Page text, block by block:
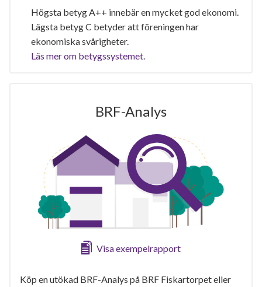
Högsta betyg A++ innebär en mycket god ekonomi.
Lägsta betyg C betyder att föreningen har
ekonomiska svårigheter.
Läs mer om betygssystemet.
BRF-Analys
Visa exempelrapport
Köp en utökad BRF-Analys på BRF Fiskartorpet eller